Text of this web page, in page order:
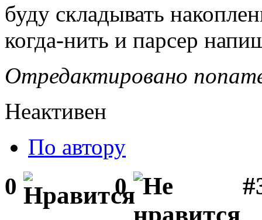
буду складывать
когда-нить и парсер
Отредактировано
Неактивен
По автору
0 0